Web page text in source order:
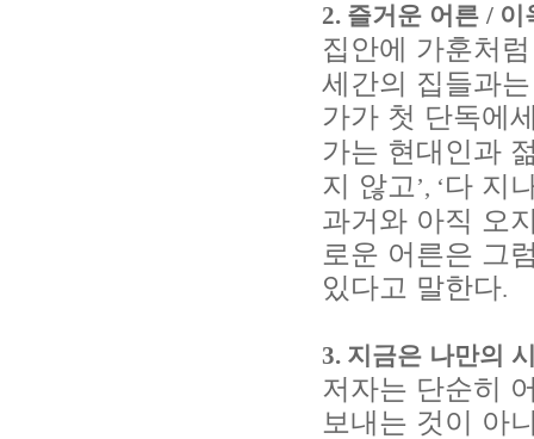
2. 즐거운 어른 / 이
집안에 가훈처
세간의 집들과
가가 첫 단독에
가는 현대인과
지 않고 ’, ‘다 지
과거와 아직 오
로운 어른은 그
있다고 말한다.
3. 지금은 나만의
저자는 단순히
보내는 것이 아